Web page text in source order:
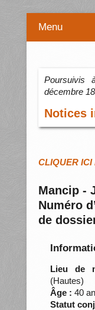
Menu
Poursuivis
décembre
Notices
CLIQUER ICI
Mancip -
Numéro
de
Lieu de
(Hautes)
Âge : 40
Statut